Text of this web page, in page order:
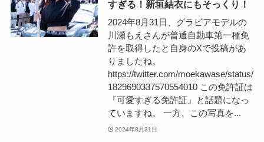
すぎる！新垣結衣にもそっくり！
2024年8月31日、グラビアモデルの
川瀬もえさんが普通自動車第一種免
許を取得したと自身のXで投稿があ
りましたね。
https://twitter.com/moekawase/status/
1829690337570554010 この免許証は
『可愛すぎる免許証』と話題になっ
ていますね。 一方、この写真を...
2024年8月31日